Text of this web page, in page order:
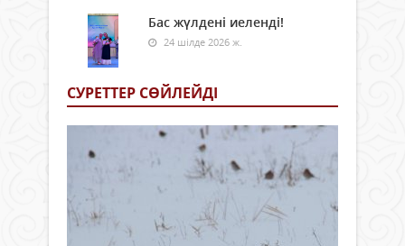
Бас жүлдені иеленді!
24 шілде 2026 ж.
СУРЕТТЕР СӨЙЛЕЙДI